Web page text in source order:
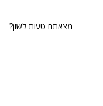
מצאתם טעות לשון?